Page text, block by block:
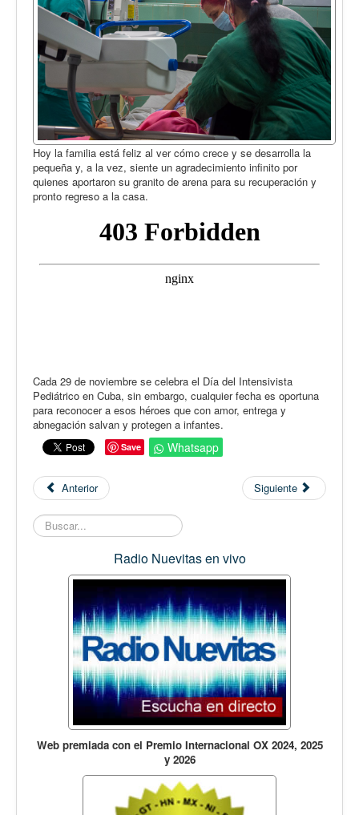
Hoy la familia está feliz al ver cómo crece y se desarrolla la
pequeña y, a la vez, siente un agradecimiento infinito por
quienes aportaron su granito de arena para su recuperación y
pronto regreso a la casa.
Cada 29 de noviembre se celebra el Día del Intensivista
Pediátrico en Cuba, sin embargo, cualquier fecha es oportuna
para reconocer a esos héroes que con amor, entrega y
abnegación salvan y protegen a infantes.
Save Whatsapp
Anterior Siguiente
Buscar...
Radio Nuevitas en vivo
Web premiada con el Premio Internacional OX 2024, 2025
y 2026